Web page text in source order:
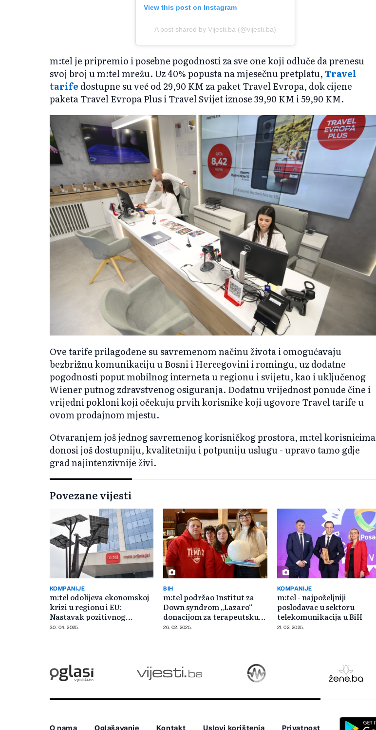
View this post on Instagram
A post shared by Vijesti.ba (@vijesti.ba)
m:tel je pripremio i posebne pogodnosti za sve one koji odluče da prenesu
svoj broj u m:tel mrežu. Uz 40% popusta na mjesečnu pretplatu,Travel
tarife dostupne su već od 29,90 KM za paket Travel Evropa, dok cijene
paketa Travel Evropa Plus i Travel Svijet iznose 39,90 KM i 59,90 KM.
Ove tarife prilagođene su savremenom načinu života i omogućavaju
bezbrižnu komunikaciju u Bosni i Hercegovini i romingu, uz dodatne
pogodnosti poput mobilnog interneta u regionu i svijetu, kao i uključenog
Wiener putnog zdravstvenog osiguranja. Dodatnu vrijednost ponude čine i
vrijedni pokloni koji očekuju prvih korisnike koji ugovore Travel tarife u
ovom prodajnom mjestu.
Otvaranjem još jednog savremenog korisničkog prostora, m:tel korisnicima
donosi još dostupniju, kvalitetniju i potpuniju uslugu - upravo tamo gdje
grad najintenzivnije živi.
Povezane vijesti
KOMPANIJE
m:tel odolijeva ekonomskoj
krizi u regionu i EU:
Nastavak pozitivnog
poslovanja i u 2025.
30. 04. 2025.
BIH
m:tel podržao Institut za
Down syndrom „Lazaro“
donacijom za terapeutsku
opremu
26. 02. 2025.
KOMPANIJE
m:tel - najpoželjniji
poslodavac u sektoru
telekomunikacija u BiH
21. 02. 2025.
O nama Oglašavanje Kontakt Uslovi korištenja Privatnost